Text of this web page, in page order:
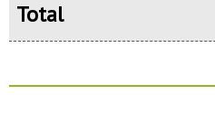
Total